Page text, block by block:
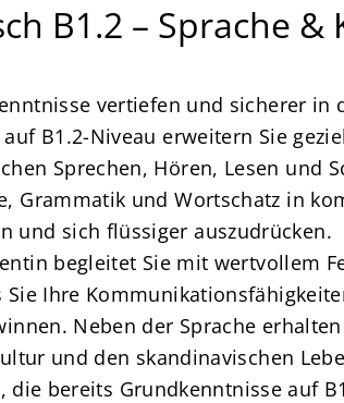
B1.2 – Sprache
vertiefen und sicherer in
B1.2-Niveau erweitern Sie
Sprechen, Hören, Lesen und
Grammatik und Wortschatz in
und sich flüssiger auszudrücken.
begleitet Sie mit wertvollem
Ihre
Neben der Sprache
und den skandinavischen
die bereits Grundkenntnisse auf